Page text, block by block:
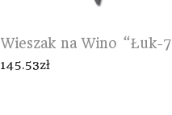
Wieszak na Wino “Łuk-
145.53zł